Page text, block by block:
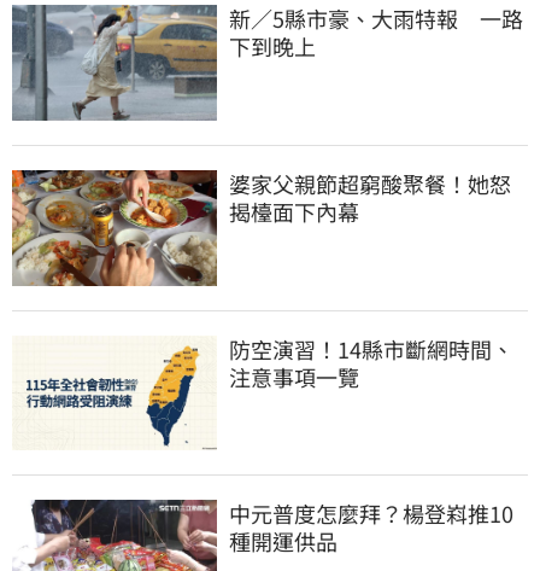
新／5縣市豪、大雨特報　一路
下到晚上
婆家父親節超窮酸聚餐！她怒
揭檯面下內幕
防空演習！14縣市斷網時間、
注意事項一覽
中元普度怎麼拜？楊登嵙推10
種開運供品